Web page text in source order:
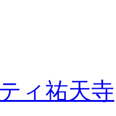
ィ祐天寺